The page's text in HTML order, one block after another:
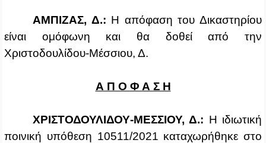
ΑΜΠΙΖΑΣ, Δ.: Η απόφαση του Δικαστηρίου
είναι ομόφωνη και θα δοθεί από την
Χριστοδουλίδου‑Μέσσιου, Δ.
Α Π Ο Φ Α Σ Η
ΧΡΙΣΤΟΔΟΥΛΙΔΟΥ‑ΜΕΣΣΙΟΥ, Δ.: Η ιδιωτική
ποινική υπόθεση 10511/2021 καταχωρήθηκε στο